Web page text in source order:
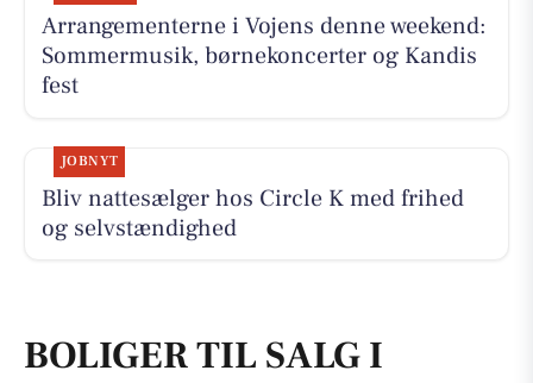
Arrangementerne i Vojens denne weekend:
Sommermusik, børnekoncerter og Kandis
fest
JOBNYT
Bliv nattesælger hos Circle K med frihed
og selvstændighed
BOLIGER TIL SALG I